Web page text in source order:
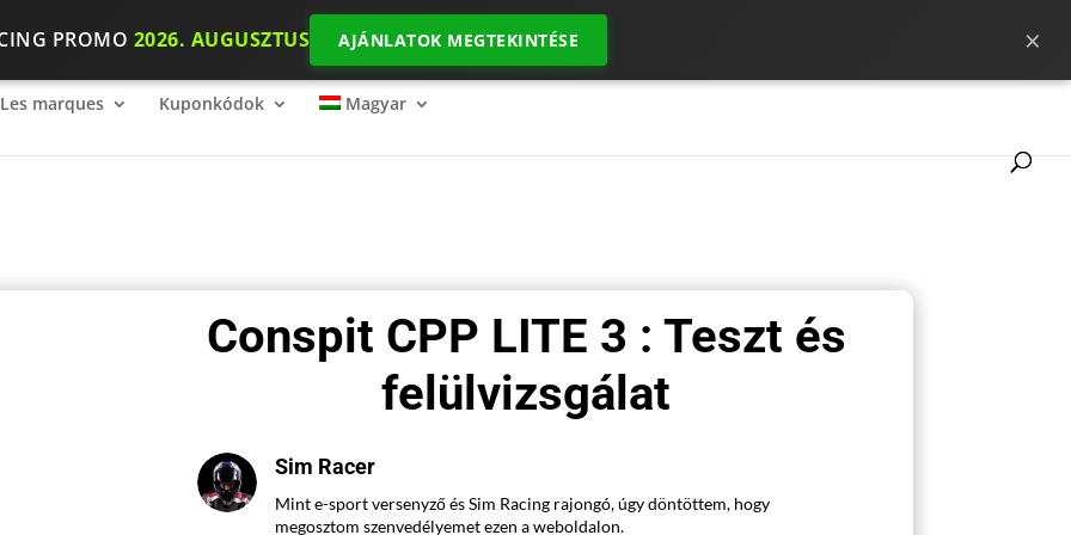
PROMO 2026. AUGUSZTUS AJÁNLATOK MEGTEKINTÉSE ×
mércéje 2026 SimRacing: Milyen felszerelésre van szükséged ahhoz, hogy jól indulj ?
Les marques Kuponkódok Magyar
Conspit CPP LITE 3 : Teszt és
felülvizsgálat
Sim Racer
Mint e-sport versenyző és Sim Racing rajongó, úgy döntöttem, hogy
megosztom szenvedélyemet ezen a weboldalon.